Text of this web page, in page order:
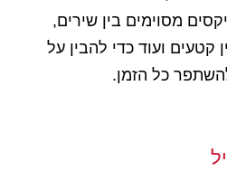
מסוימים בין שירים,
קטעים ועוד כדי להבין על
כל הזמן.